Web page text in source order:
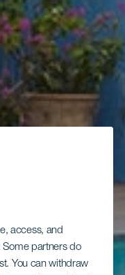
access, and
Some partners do
You can withdraw